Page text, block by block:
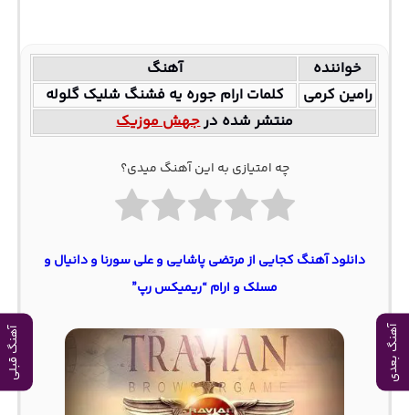
آهنگ بعدی آهنگ قبلی
خواننده
آهنگ
رامین کرمی
کلمات ارام جوره یه فشنگ شلیک گلوله
منتشر شده درجهش موزیک
چه امتیازی به این آهنگ میدی؟
دانلود آهنگ کجایی از مرتضی پاشایی و علی سورنا و دانیال و
مسلک و ارام “ریمیکس رپ”